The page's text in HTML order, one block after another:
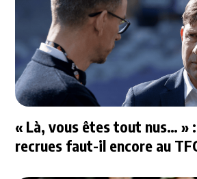
« Là, vous êtes tout nus… »
recrues faut-il encore au